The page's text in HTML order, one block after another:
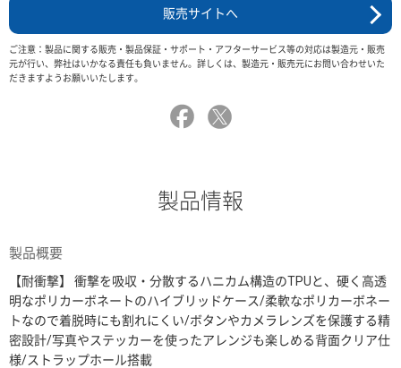
販売サイトへ
ご注意：製品に関する販売・製品保証・サポート・アフターサービス等の対応は製造元・販売
元が行い、弊社はいかなる責任も負いません。詳しくは、製造元・販売元にお問い合わせいた
だきますようお願いいたします。
製品情報
製品概要
【耐衝撃】 衝撃を吸収・分散するハニカム構造のTPUと、硬く高透
明なポリカーボネートのハイブリッドケース/柔軟なポリカーボネー
トなので着脱時にも割れにくい/ボタンやカメラレンズを保護する精
密設計/写真やステッカーを使ったアレンジも楽しめる背面クリア仕
様/ストラップホール搭載